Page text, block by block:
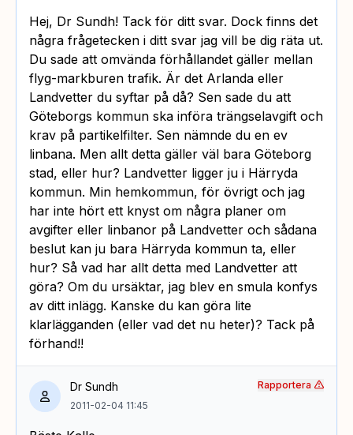
Hej, Dr Sundh! Tack för ditt svar. Dock finns det
några frågetecken i ditt svar jag vill be dig räta ut.
Du sade att omvända förhållandet gäller mellan
flyg-markburen trafik. Är det Arlanda eller
Landvetter du syftar på då? Sen sade du att
Göteborgs kommun ska införa trängselavgift och
krav på partikelfilter. Sen nämnde du en ev
linbana. Men allt detta gäller väl bara Göteborg
stad, eller hur? Landvetter ligger ju i Härryda
kommun. Min hemkommun, för övrigt och jag
har inte hört ett knyst om några planer om
avgifter eller linbanor på Landvetter och sådana
beslut kan ju bara Härryda kommun ta, eller
hur? Så vad har allt detta med Landvetter att
göra? Om du ursäktar, jag blev en smula konfys
av ditt inlägg. Kanske du kan göra lite
klarlägganden (eller vad det nu heter)? Tack på
förhand!!
Dr Sundh
2011-02-04 11:45
Rapportera